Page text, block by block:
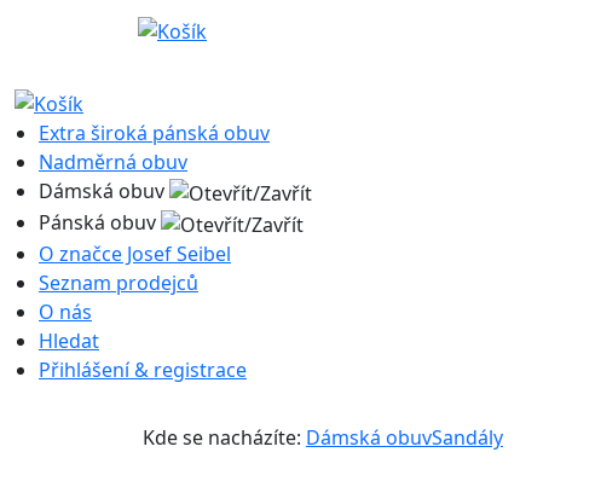
Extra široká pánská obuv
Nadměrná obuv
Dámská obuv
Pánská obuv
O značce Josef Seibel
Seznam prodejců
O nás
Hledat
Přihlášení & registrace
Kde se nacházíte: Dámská obuvSandály